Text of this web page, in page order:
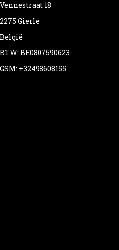
Vennestraat 18
2275 Gierle
België
BTW: BE0807590623
GSM: +32498608155